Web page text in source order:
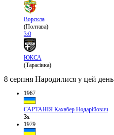
Ворскла
(Полтава)
3:0
ЮКСА
(Тарасівка)
8 серпня Народилися у цей день
1967
САРТАНІЯ Кахабер Нодарійович
Зх
1979